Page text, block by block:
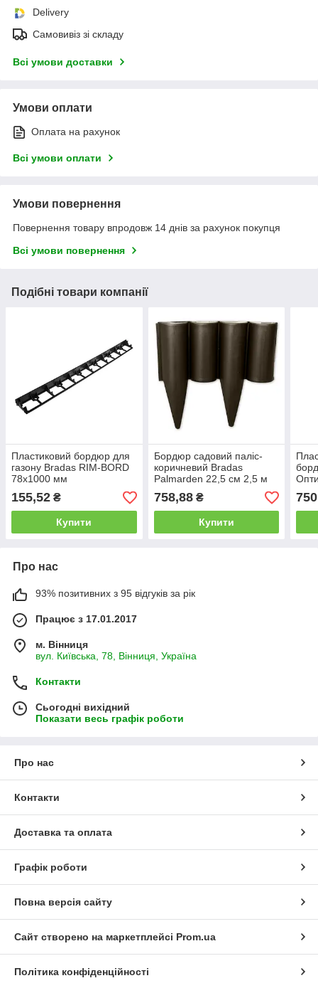
Delivery
Самовивіз зі складу
Всі умови доставки
Умови оплати
Оплата на рахунок
Всі умови оплати
Умови повернення
Повернення товару впродовж 14 днів за рахунок покупця
Всі умови повернення
Подібні товари компанії
Пластиковий бордюр для
газону Bradas RIM-BORD
78х1000 мм
155,52 ₴
Купити
Бордюр садовий паліс-
коричневий Bradas
Palmarden 22,5 см 2,5 м
758,88₴
Купити
см
750
Про нас
93% позитивних з 95 відгуків за рік
Працює з 17.01.2017
м. Вінниця
вул. Київська, 78, Вінниця, Україна
Контакти
Сьогодні вихідний
Показати весь графік роботи
Про нас
Контакти
Доставка та оплата
Графік роботи
Повна версія сайту
Сайт створено на маркетплейсі Prom.ua
Політика конфіденційності